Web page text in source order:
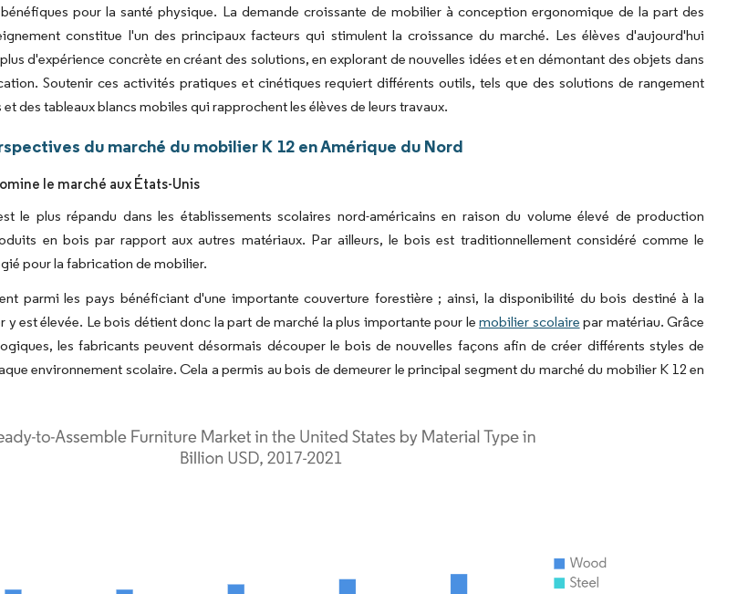
pour la santé physique. La demande croissante de mobilier à conception ergonomique de la part des
constitue l'un des principaux facteurs qui stimulent la croissance du marché. Les élèves d'aujourd'hui
d'expérience concrète en créant des solutions, en explorant de nouvelles idées et en démontant des objets dans
Soutenir ces activités pratiques et cinétiques requiert différents outils, tels que des solutions de rangement
des tableaux blancs mobiles qui rapprochent les élèves de leurs travaux.
du marché du mobilier K 12 en Amérique du Nord
le marché aux États-Unis
le plus répandu dans les établissements scolaires nord-américains en raison du volume élevé de production
en bois par rapport aux autres matériaux. Par ailleurs, le bois est traditionnellement considéré comme le
pour la fabrication de mobilier.
parmi les pays bénéficiant d'une importante couverture forestière ; ainsi, la disponibilité du bois destiné à la
est élevée. Le bois détient donc la part de marché la plus importante pour lemobilier scolaire par matériau. Grâce
les fabricants peuvent désormais découper le bois de nouvelles façons afin de créer différents styles de
environnement scolaire. Cela a permis au bois de demeurer le principal segment du marché du mobilier K 12 en